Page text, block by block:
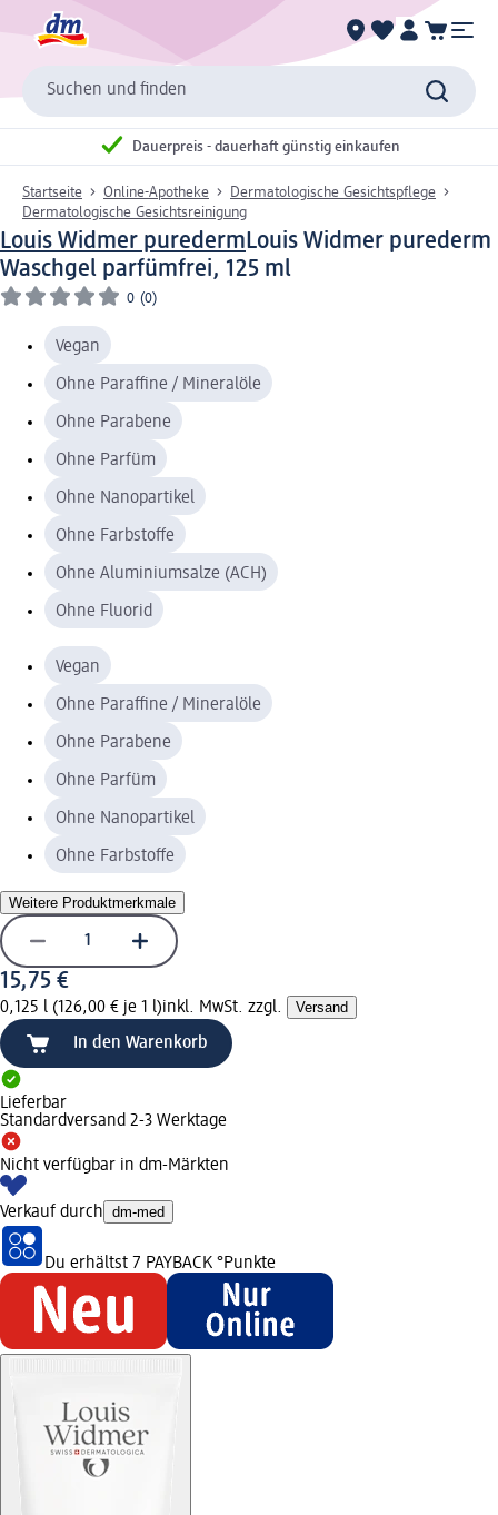
Suchen und finden
Dauerpreis - dauerhaft günstig einkaufen
Startseite Online-Apotheke
Dermatologische Gesichtspflege
Dermatologische Gesichtsreinigung
Louis Widmer puredermLouis Widmer purederm
Waschgel parfümfrei, 125 ml
0 (0)
Vegan
Ohne Paraffine / Mineralöle
Ohne Parabene
Ohne Parfüm
Ohne Nanopartikel
Ohne Farbstoffe
Ohne Aluminiumsalze (ACH)
Ohne Fluorid
Vegan
Ohne Paraffine / Mineralöle
Ohne Parabene
Ohne Parfüm
Ohne Nanopartikel
Ohne Farbstoffe
Weitere Produktmerkmale
15,75 €
0,125 l (126,00 € je 1 l)inkl. MwSt. zzgl. Versand
In den Warenkorb
Lieferbar
Standardversand 2-3 Werktage
Nicht verfügbar in dm-Märkten
Verkauf durch dm-med
Du erhältst 7 PAYBACK °Punkte